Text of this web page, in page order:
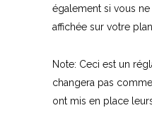
également si vous
affichée sur votre
Note: Ceci est un
changera pas
ont mis en place